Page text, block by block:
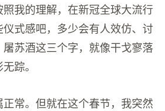
我的理解，在新冠全球大流行
式感吧，多少会有人效仿、讨
苏酒这三个字，就像干戈寥落
踪。
常。但就在这个春节，我突然